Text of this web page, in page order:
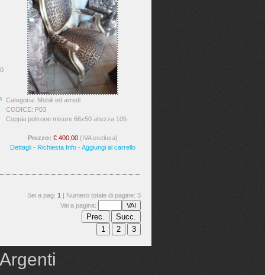
Categoria: Mobili ed arredi
CODICE: P03
Coppia poltrone misure 66x50 altezza 105
Prezzo: € 400,00 (IVA esclusa)
Dettagli - Richiesta Info - Aggiungi al carrello
Sei a pag: 1 | Numero totale di pagine: 3
Vai a pagina: